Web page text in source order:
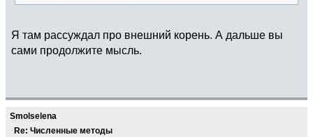
Я там рассуждал про внешний корень. А дальше вы
сами продолжите мысль.
Smolselena
Re: Численные методы